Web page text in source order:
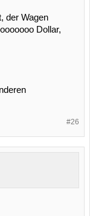
der Wagen
Dollar,
#26